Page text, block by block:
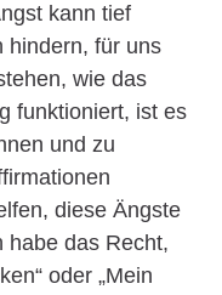
kann tief
hindern, für uns
wie das
funktioniert, ist es
und zu
diese Ängste
habe das Recht,
oder „Mein